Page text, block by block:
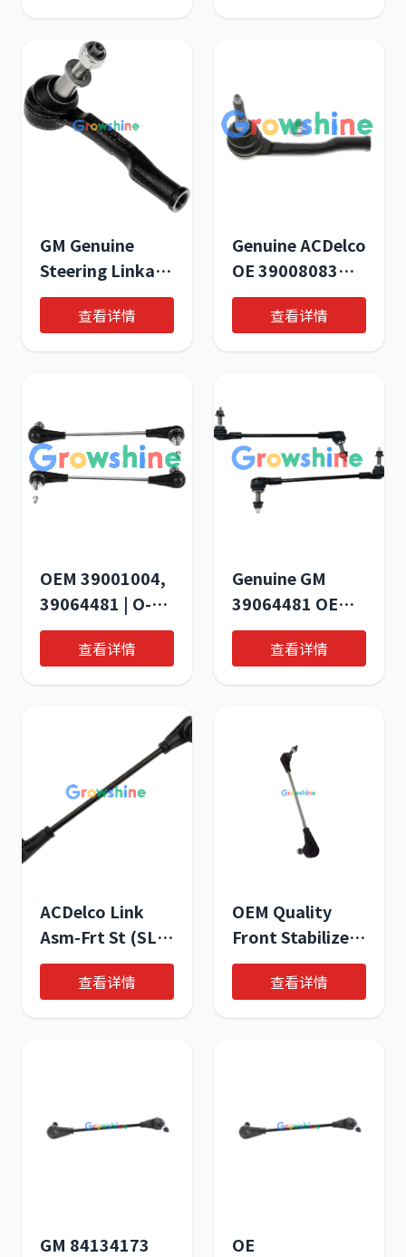
2022 Models
(OE 26215756,
90871691,
26244422)
Chevrolet Cruze
GM Genuine
Steering Linkage
Outer Tie Rod
OE# 39008084
查看详情
Genuine ACDelco
OE 39008083
Steering Linkage
Rod for Heavy-
Duty Trucks &
查看详情
OEM 39001004,
39064481 | O-
526: Premium
Hydraulic
Components for
查看详情
Genuine GM
39064481 OE
Link Assembly,
Front Stabilizer
Shaft
查看详情
ACDelco Link
Asm-Frt St (SLP-
1) OE#
42705814
查看详情
OEM Quality
Front Stabilizer
Bar Pull Rod
Left - Direct
Replacement for
查看详情
GM 84134173
OE